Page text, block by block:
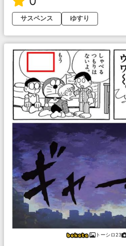
サスペンス
ゆすり
トーシロ23